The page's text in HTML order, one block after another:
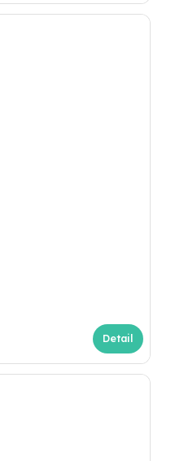
Detail